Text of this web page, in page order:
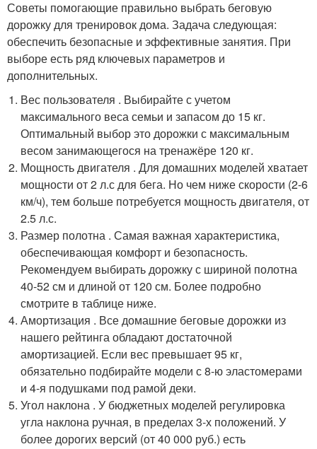
Советы помогающие правильно выбрать беговую
дорожку для тренировок дома. Задача следующая:
обеспечить безопасные и эффективные занятия. При
выборе есть ряд ключевых параметров и
дополнительных.
Вес пользователя . Выбирайте с учетом
максимального веса семьи и запасом до 15 кг.
Оптимальный выбор это дорожки с максимальным
весом занимающегося на тренажёре 120 кг.
Мощность двигателя . Для домашних моделей хватает
мощности от 2 л.с для бега. Но чем ниже скорости (2-6
км/ч), тем больше потребуется мощность двигателя, от
2.5 л.с.
Размер полотна . Самая важная характеристика,
обеспечивающая комфорт и безопасность.
Рекомендуем выбирать дорожку с шириной полотна
40-52 см и длиной от 120 см. Более подробно
смотрите в таблице ниже.
Амортизация . Все домашние беговые дорожки из
нашего рейтинга обладают достаточной
амортизацией. Если вес превышает 95 кг,
обязательно подбирайте модели с 8-ю эластомерами
и 4-я подушками под рамой деки.
Угол наклона . У бюджетных моделей регулировка
угла наклона ручная, в пределах 3-х положений. У
более дорогих версий (от 40 000 руб.) есть